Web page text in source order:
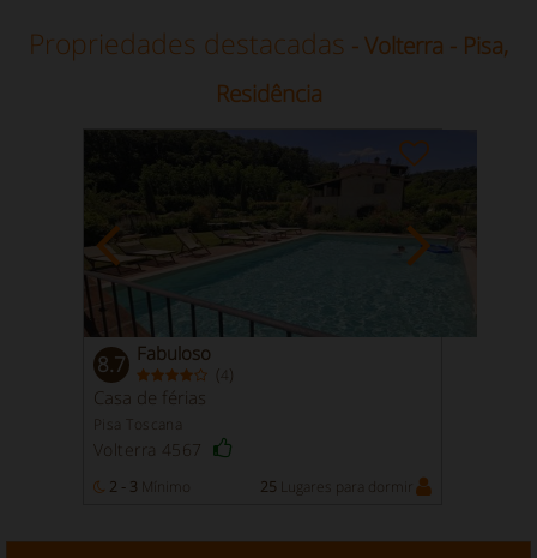
Propriedades destacadas - Volterra - Pisa,
Residência
8.7 Fabuloso
( 4 )
Casa de férias
Pisa Toscana
Volterra 4567
2 - 3 Mínimo 25 Lugares para dormir